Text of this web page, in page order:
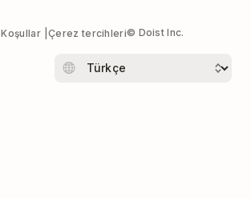
Koşullar Çerez tercihleri© Doist Inc.